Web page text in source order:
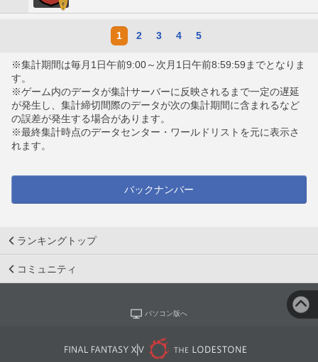
1 2 3 4 5
※集計期間は毎月1日午前9:00～次月1日午前8:59:59までとなりま
す。
※ゲーム内のデータが集計サーバーに反映されるまで一定の遅延
が発生し、集計締切間際のデータが次の集計期間に含まれるなど
の誤差が発生する場合があります。
※最終集計時点のデータセンター・ワールドリストを元に表示さ
れます。
バックナンバー
ランキングトップ
コミュニティ
パソコン版へ